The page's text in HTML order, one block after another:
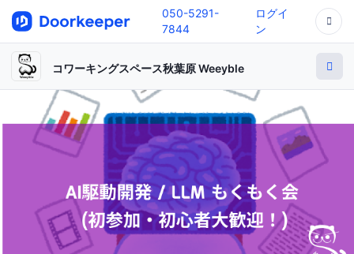
050-5291-
7844
ログイ
ン
コワーキングスペース秋葉原 Weeyble